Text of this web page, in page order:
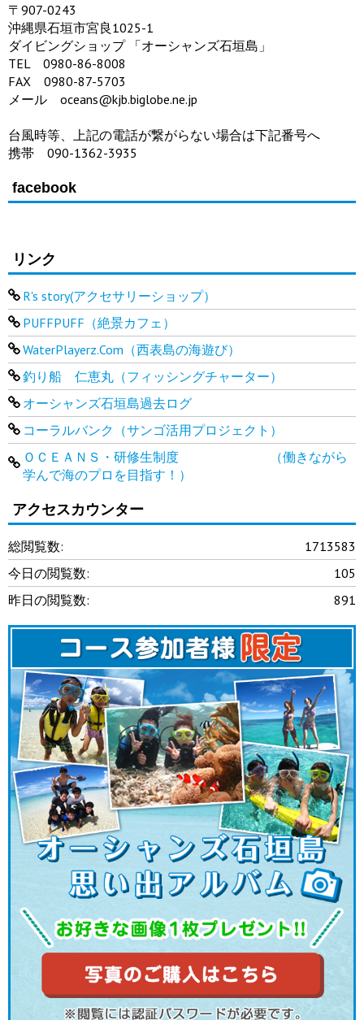
〒907-0243
沖縄県石垣市宮良1025-1
ダイビングショップ 「オーシャンズ石垣島」
TEL 0980-86-8008
FAX 0980-87-5703
メール oceans@kjb.biglobe.ne.jp
台風時等、上記の電話が繋がらない場合は下記番号へ
携帯 090-1362-3935
facebook
リンク
R's story(アクセサリーショップ）
PUFFPUFF（絶景カフェ）
WaterPlayerz.Com（西表島の海遊び）
釣り船 仁恵丸（フィッシングチャーター）
オーシャンズ石垣島過去ログ
コーラルバンク（サンゴ活用プロジェクト）
ＯＣＥＡＮＳ・研修生制度 （働きながら
学んで海のプロを目指す！）
アクセスカウンター
1713583
総閲覧数:
105
今日の閲覧数:
891
昨日の閲覧数: